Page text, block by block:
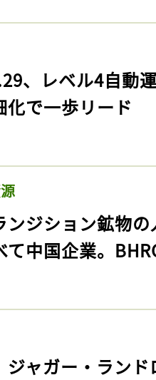
、レベル4自動
化で一歩リード
ンジション鉱物
て中国企業。
ジャガー・ラン